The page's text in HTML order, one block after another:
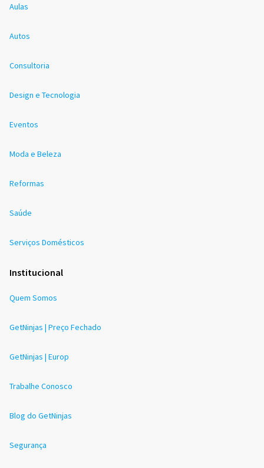
Aulas
Autos
Consultoria
Design e Tecnologia
Eventos
Moda e Beleza
Reformas
Saúde
Serviços Domésticos
Institucional
Quem Somos
GetNinjas | Preço Fechado
GetNinjas | Europ
Trabalhe Conosco
Blog do GetNinjas
Segurança